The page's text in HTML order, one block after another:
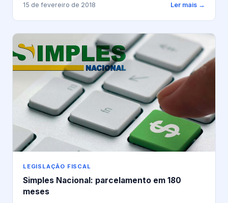
15 de fevereiro de 2018 Ler mais →
LEGISLAÇÃO FISCAL
Simples Nacional: parcelamento em 180
meses